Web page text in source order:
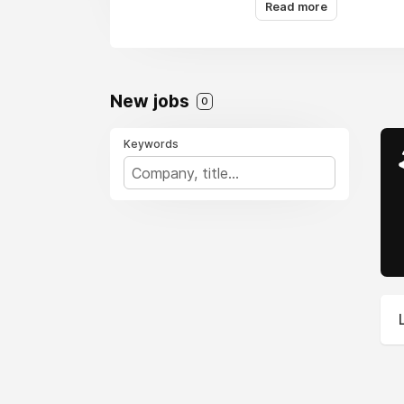
araştırmalarla bu
Read more
New jobs 0
Keywords